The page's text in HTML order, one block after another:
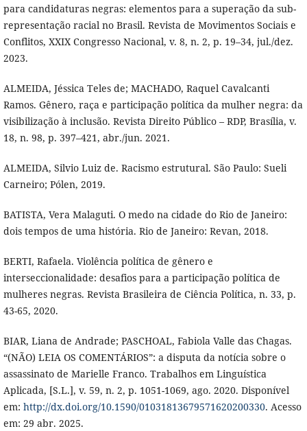
para candidaturas negras: elementos para a superação da sub-
representação racial no Brasil. Revista de Movimentos Sociais e
Conflitos, XXIX Congresso Nacional, v. 8, n. 2, p. 19–34, jul./dez.
2023.
ALMEIDA, Jéssica Teles de; MACHADO, Raquel Cavalcanti
Ramos. Gênero, raça e participação política da mulher negra: da
visibilização à inclusão. Revista Direito Público – RDP, Brasília, v.
18, n. 98, p. 397–421, abr./jun. 2021.
ALMEIDA, Silvio Luiz de. Racismo estrutural. São Paulo: Sueli
Carneiro; Pólen, 2019.
BATISTA, Vera Malaguti. O medo na cidade do Rio de Janeiro:
dois tempos de uma história. Rio de Janeiro: Revan, 2018.
BERTI, Rafaela. Violência política de gênero e
interseccionalidade: desafios para a participação política de
mulheres negras. Revista Brasileira de Ciência Política, n. 33, p.
43-65, 2020.
BIAR, Liana de Andrade; PASCHOAL, Fabiola Valle das Chagas.
“(NÃO) LEIA OS COMENTÁRIOS”: a disputa da notícia sobre o
assassinato de Marielle Franco. Trabalhos em Linguística
Aplicada, [S.L.], v. 59, n. 2, p. 1051-1069, ago. 2020. Disponível
em: http://dx.doi.org/10.1590/01031813679571620200330. Acesso
em: 29 abr. 2025.